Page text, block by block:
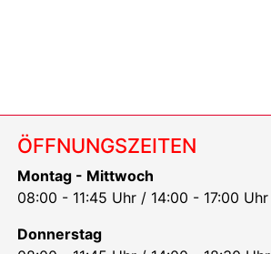
ÖFFNUNGSZEITEN
Montag - Mittwoch
08:00 - 11:45 Uhr / 14:00 - 17:00 Uhr
Donnerstag